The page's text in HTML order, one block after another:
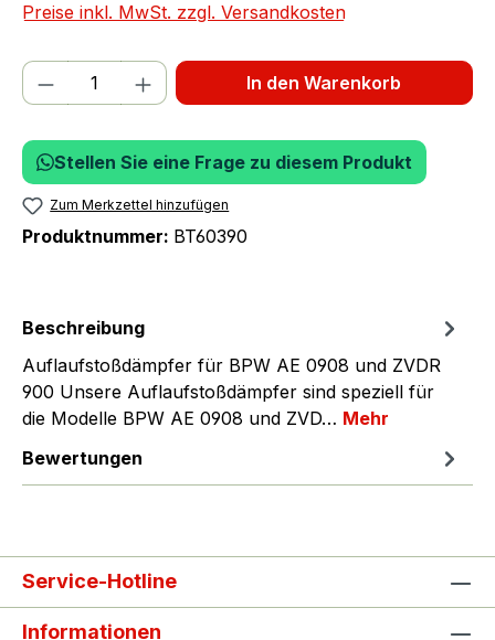
Preise inkl. MwSt. zzgl. Versandkosten
Produkt Anzahl: Gib den gewünschten
In den Warenkorb
Stellen Sie eine Frage zu diesem Produkt
Zum Merkzettel hinzufügen
Produktnummer: BT60390
Beschreibung
Auflaufstoßdämpfer für BPW AE 0908 und ZVDR
900 Unsere Auflaufstoßdämpfer sind speziell für
die Modelle BPW AE 0908 und ZVD… Mehr
Bewertungen
Service-Hotline
Informationen